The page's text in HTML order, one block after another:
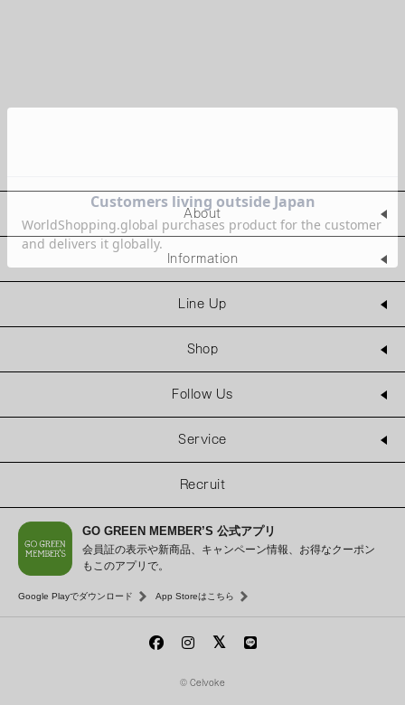
About
Information
Line Up
Shop
Follow Us
Service
Recruit
GO GREEN MEMBER’S 公式アプリ
会員証の表示や新商品、キャンペーン情報、お得なクーポン
もこのアプリで。
Google Playでダウンロード App Storeはこちら
© Celvoke